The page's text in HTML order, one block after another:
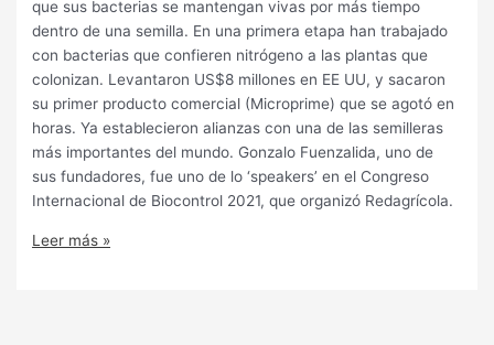
que sus bacterias se mantengan vivas por más tiempo
dentro de una semilla. En una primera etapa han trabajado
con bacterias que confieren nitrógeno a las plantas que
colonizan. Levantaron US$8 millones en EE UU, y sacaron
su primer producto comercial (Microprime) que se agotó en
horas. Ya establecieron alianzas con una de las semilleras
más importantes del mundo. Gonzalo Fuenzalida, uno de
sus fundadores, fue uno de lo ‘speakers’ en el Congreso
Internacional de Biocontrol 2021, que organizó Redagrícola.
Leer más »